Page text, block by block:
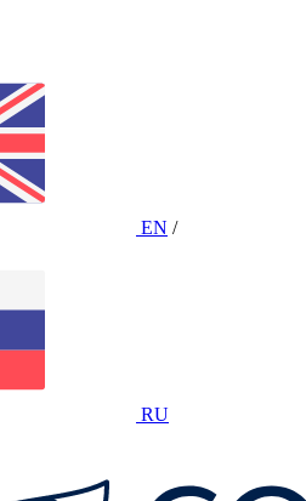
EN /
RU